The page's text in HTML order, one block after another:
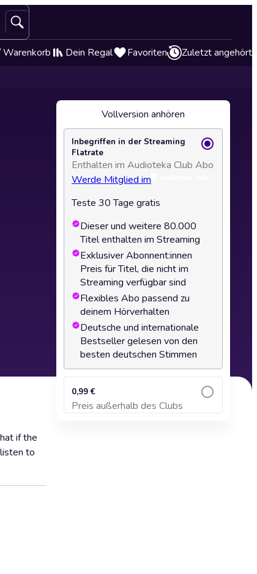
Warenkorb Dein Regal Favoriten Zuletzt angehört
if the
to
Vollversion anhören
Inbegriffen in der Streaming
Flatrate
Enthalten im Audioteka Club Abo
Werde Mitglied im
Teste 30 Tage gratis
Dieser und weitere 80.000
Titel enthalten im Streaming
Exklusiver Abonnent:innen
Preis für Titel, die nicht im
Streaming verfügbar sind
Flexibles Abo passend zu
deinem Hörverhalten
Deutsche und internationale
Bestseller gelesen von den
besten deutschen Stimmen
0,99 €
Preis außerhalb des Clubs
Zum Warenkorb hinzufügen